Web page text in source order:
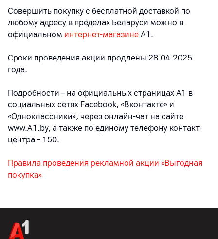
Совершить покупку с бесплатной доставкой по
любому адресу в пределах Беларуси можно в
официальном интернет-магазине А1.
Сроки проведения акции продлены 28.04.2025
года.
Подробности – на официальных страницах A1 в
социальных сетях Facebook, «Вконтакте» и
«Одноклассники», через онлайн-чат на сайте
www.A1.by, а также по единому телефону контакт-
центра – 150.
Правила проведения рекламной акции «Выгодная
покупка»